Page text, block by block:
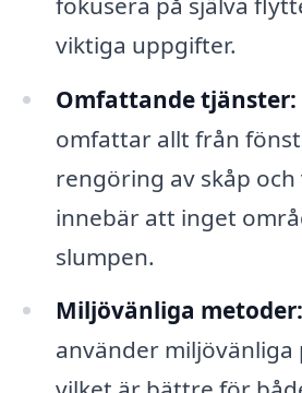
viktiga uppgifter.
Omfattande tjänster:
omfattar allt från
rengöring av skåp
innebär att inget
slumpen.
Miljövänliga metoder:
använder miljövänliga